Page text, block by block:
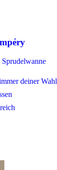
deiner Wahl